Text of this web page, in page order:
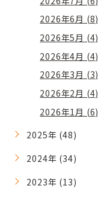
2026年6月 (8)
2026年5月 (4)
2026年4月 (4)
2026年3月 (3)
2026年2月 (4)
2026年1月 (6)
2025年 (48)
2024年 (34)
2023年 (13)